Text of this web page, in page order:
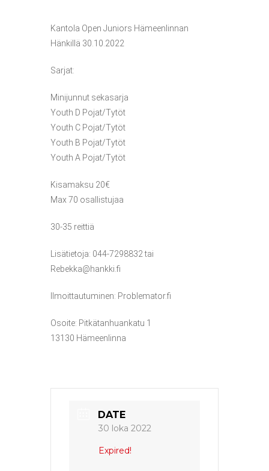
Kantola Open Juniors Hämeenlinnan
Hänkillä 30.10.2022
Sarjat:
Minijunnut sekasarja
Youth D Pojat/Tytöt
Youth C Pojat/Tytöt
Youth B Pojat/Tytöt
Youth A Pojat/Tytöt
Kisamaksu 20€
Max 70 osallistujaa
30-35 reittiä
Lisätietoja: 044-7298832 tai
Rebekka@hankki.fi
Ilmoittautuminen: Problemator.fi
Osoite: Pitkätanhuankatu 1
13130 Hämeenlinna
DATE
30 loka 2022
Expired!